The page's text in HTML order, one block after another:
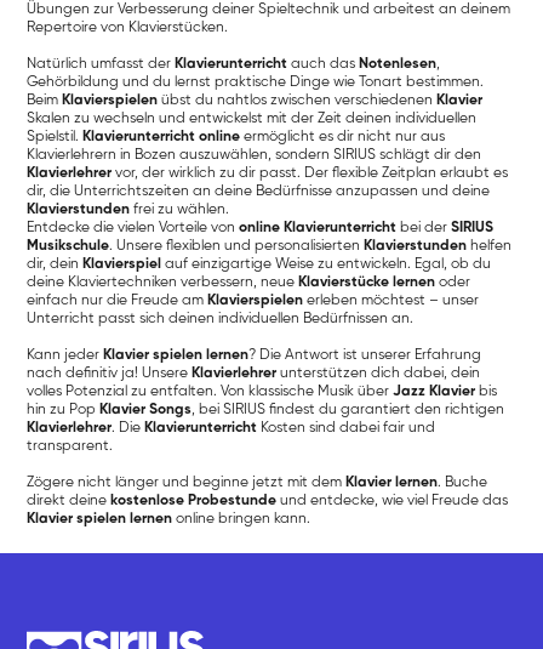
Übungen zur Verbesserung deiner Spieltechnik und arbeitest an deinem
Repertoire von Klavierstücken.
Natürlich umfasst der Klavierunterricht auch das Notenlesen,
Gehörbildung und du lernst praktische Dinge wie Tonart bestimmen.
Beim Klavierspielen übst du nahtlos zwischen verschiedenen Klavier
Skalen zu wechseln und entwickelst mit der Zeit deinen individuellen
Spielstil. Klavierunterricht online ermöglicht es dir nicht nur aus
Klavierlehrern in Bozen auszuwählen, sondern SIRIUS schlägt dir den
Klavierlehrer vor, der wirklich zu dir passt. Der flexible Zeitplan erlaubt es
dir, die Unterrichtszeiten an deine Bedürfnisse anzupassen und deine
Klavierstunden frei zu wählen.
Entdecke die vielen Vorteile vononline Klavierunterricht bei derSIRIUS
Musikschule. Unsere flexiblen und personalisierten Klavierstunden helfen
dir, dein Klavierspiel auf einzigartige Weise zu entwickeln. Egal, ob du
deine Klaviertechniken verbessern, neue Klavierstücke lernen oder
einfach nur die Freude am Klavierspielen erleben möchtest – unser
Unterricht passt sich deinen individuellen Bedürfnissen an.
Kann jeder Klavier spielen lernen? Die Antwort ist unserer Erfahrung
nach definitiv ja! Unsere Klavierlehrer unterstützen dich dabei, dein
volles Potenzial zu entfalten. Von klassische Musik überJazz Klavier bis
hin zu Pop Klavier Songs, bei SIRIUS findest du garantiert den richtigen
Klavierlehrer. Die Klavierunterricht Kosten sind dabei fair und
transparent.
Zögere nicht länger und beginne jetzt mit dem Klavier lernen. Buche
direkt deine kostenlose Probestunde und entdecke, wie viel Freude das
Klavier spielen lernen online bringen kann.